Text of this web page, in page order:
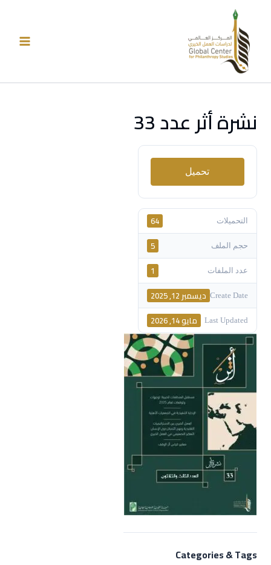
المحتوى
نشرة أثر عدد 33
تحميل
التحميلات 64
حجم الملف 5
عدد الملفات 1
Create Date ديسمبر 12, 2025
Last Updated مايو 14, 2026
Categories & Tags